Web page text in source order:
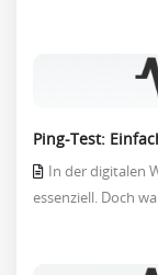
Ping-Test:
In der digitalen
essenziell. Doch